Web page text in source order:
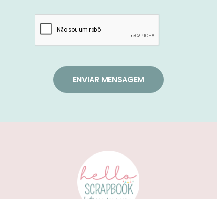
ENVIAR MENSAGEM